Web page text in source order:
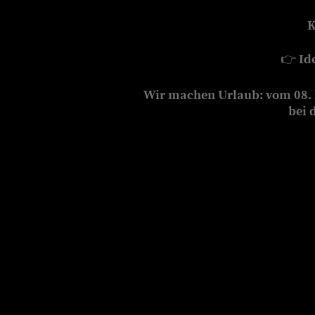
👉
Wir machen Urlaub: vom 08.
bei